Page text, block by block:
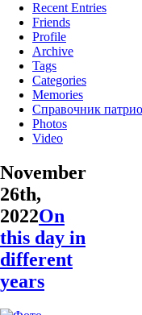
Recent Entries
Friends
Profile
Archive
Tags
Categories
Memories
Справочник
Photos
Video
November
26th,
2022On
this day in
different
years